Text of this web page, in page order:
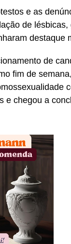
e as
de
destaque
de
fim de
e chegou a